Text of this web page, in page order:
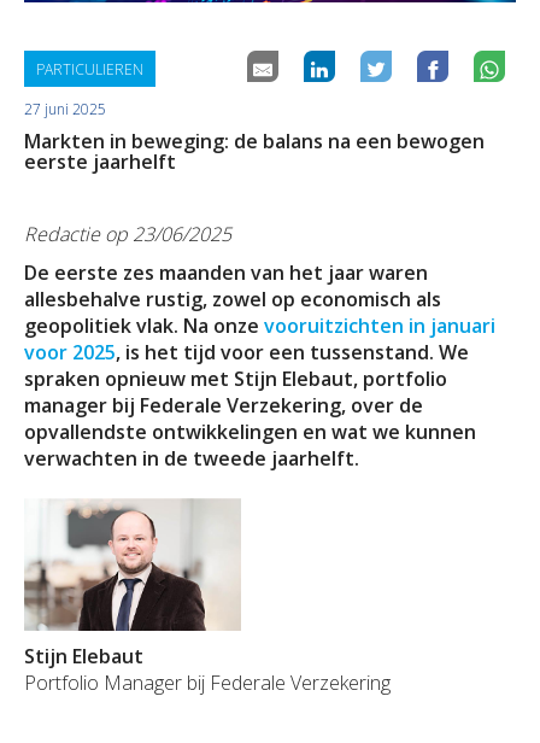
Uw financiën
Polis Check
Bedrijfsleider
Uw werven
Polis Check
Uw schadeaangifte
PARTICULIEREN
27 juni 2025
Markten in beweging: de balans na een bewogen
eerste jaarhelft
Redactie op 23/06/2025
De eerste zes maanden van het jaar waren
allesbehalve rustig, zowel op economisch als
geopolitiek vlak. Na onze vooruitzichten in januari
voor 2025, is het tijd voor een tussenstand. We
spraken opnieuw met Stijn Elebaut, portfolio
manager bij Federale Verzekering, over de
opvallendste ontwikkelingen en wat we kunnen
verwachten in de tweede jaarhelft.
Stijn Elebaut
Portfolio Manager bij Federale Verzekering